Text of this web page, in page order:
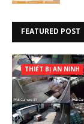
FEATURED POST
THIẾT BỊ AN NINH